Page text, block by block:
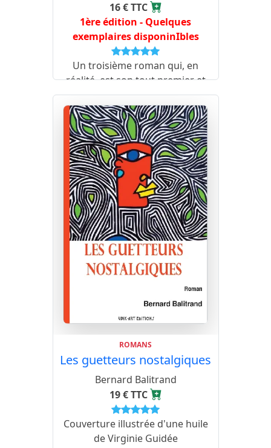
16 € TTC
1ère édition - Quelques
exemplaires disponinIbles
Un troisième roman qui, en
réalité, est son tout premier et
nous voici confrontés à une
situation quasi évangélique : aux
noces de Cana on s’étonnait,
aussi, du meilleur vin servi en fin
de banquet.
ROMANS
Les guetteurs nostalgiques
Bernard Balitrand
19 € TTC
Couverture illustrée d'une huile
de Virginie Guidée